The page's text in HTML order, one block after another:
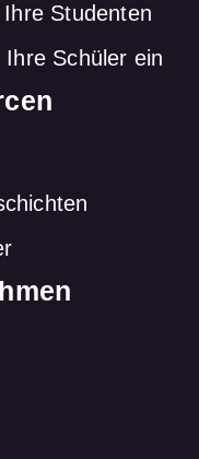
Studenten
Ihre Schüler ein